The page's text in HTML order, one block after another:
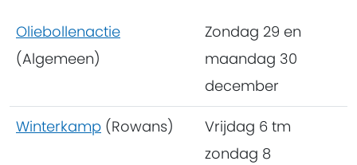
Oliebollenactie
(Algemeen)
Zondag 29 en
maandag 30
december
Winterkamp (Rowans)
Vrijdag 6 tm
zondag 8